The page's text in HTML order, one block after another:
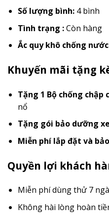
Số lượng bình: 4 bình
Tình trạng :Còn hàng
Ắc quy khô chống nước
Khuyến mãi tặng
Tặng 1 Bộ chống chập
nổ
Tặng gói bảo dưỡng
Miễn phí lắp đặt và
Quyền lợi khách
Miễn phí dùng thử 7
Không hài lòng hoàn